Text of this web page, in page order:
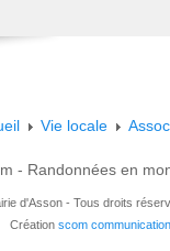
Vie locale
- Randonnées en
d'Asson - Tous droits
Création scom communication